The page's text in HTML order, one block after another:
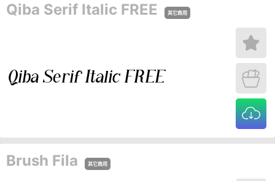
Qiba Serif Italic FREE 其它商用
Brush Fila 其它商用